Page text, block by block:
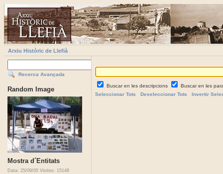
Arxiu Històric de Llefià
Recerca Avançada
Random Image
Mostra d´Entitats
Data: 25/09/05 Visites: 15148
Buscar en les descripcions
Buscar en les
Seleccionar Tots
Deseleccionar Tots Invertir